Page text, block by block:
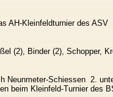
AH-Kleinfeldturnier des ASV
(2), Binder (2), Schopper,
Neunmeter-Schiessen 2.
beim Kleinfeld-Turnier des